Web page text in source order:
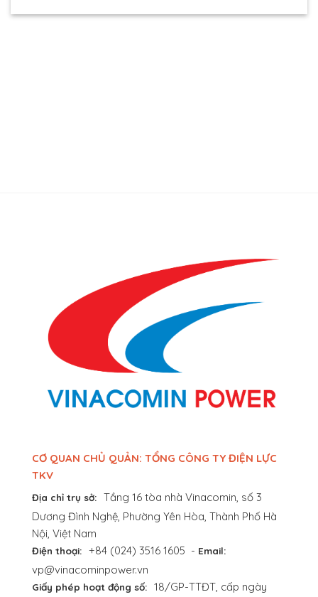
CƠ QUAN CHỦ QUẢN: TỔNG CÔNG TY ĐIỆN LỰC
TKV
Địa chỉ trụ sở: Tầng 16 tòa nhà Vinacomin, số 3
Dương Đình Nghệ, Phường Yên Hòa, Thành Phố Hà
Nội, Việt Nam
Điện thoại: +84 (024) 3516 1605 - Email:
vp@vinacominpower.vn
Giấy phép hoạt động số: 18/GP-TTĐT, cấp ngày